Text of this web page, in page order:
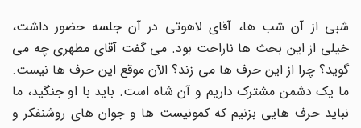
شبی از آن شب ها، آقای لاهوتی در آن جلسه حضور داشت،
خیلی از این بحث ها ناراحت بود. می گفت آقای مطهری چه می
گوید؟ چرا از این حرف ها می زند؟ الآن موقع این حرف ها نیست.
ما یک دشمن مشترک داریم و آن شاه است. باید با او جنگید، ما
نباید حرف هایی بزنیم که کمونیست ها و جوان های روشنفکر و